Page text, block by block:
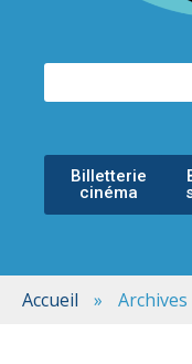
Billetterie
cinéma
Accueil »